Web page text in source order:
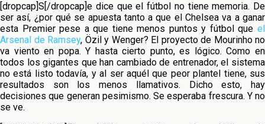
[dropcap]S[/dropcap]e dice que el fútbol no tiene memoria. De
ser así, ¿por qué se apuesta tanto a que el Chelsea va a ganar
esta Premier pese a que tiene menos puntos y fútbol que el
Arsenal de Ramsey, Özil y Wenger? El proyecto de Mourinho no
va viento en popa. Y hasta cierto punto, es lógico. Como en
todos los gigantes que han cambiado de entrenador, el sistema
no está listo todavía, y al ser aquél que peor plantel tiene, sus
resultados son los menos llamativos. Dicho esto, hay
decisiones que generan pesimismo. Se esperaba frescura. Y no
se ve.